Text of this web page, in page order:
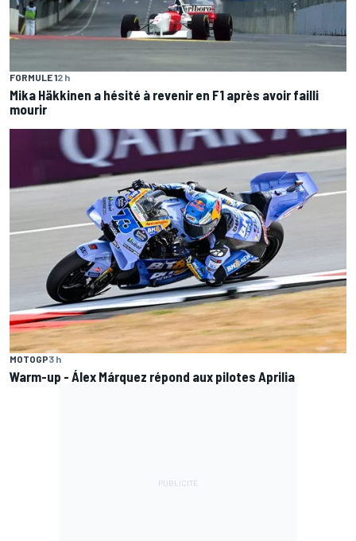
FORMULE 12 h
Mika Häkkinen a hésité à revenir en F1 après avoir failli
mourir
MOTOGP3 h
Warm-up - Álex Márquez répond aux pilotes Aprilia